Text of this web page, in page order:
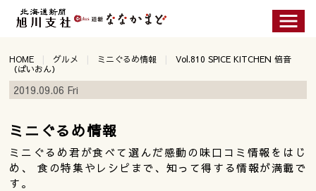
HOME グルメ ミニぐるめ情報
Vol.810 SPICE KITCHEN 倍音
（ばいおん）
2019.09.06 Fri
ミニぐるめ情報
ミニぐるめ君が食べて選んだ感動の味口コミ情報をはじ
め、 食の特集やレシピまで、知って得する情報が満載で
す。